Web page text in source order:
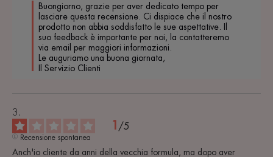
Buongiorno, grazie per aver dedicato tempo per
lasciare questa recensione. Ci dispiace che il nostro
prodotto non abbia soddisfatto le sue aspettative. Il
suo feedback è importante per noi, la contatteremo
via email per maggiori informazioni.
Le auguriamo una buona giornata,
Il Servizio Clienti
1 /5
Recensione spontanea
Anch'io cliente da anni della vecchia formula, ma dopo aver